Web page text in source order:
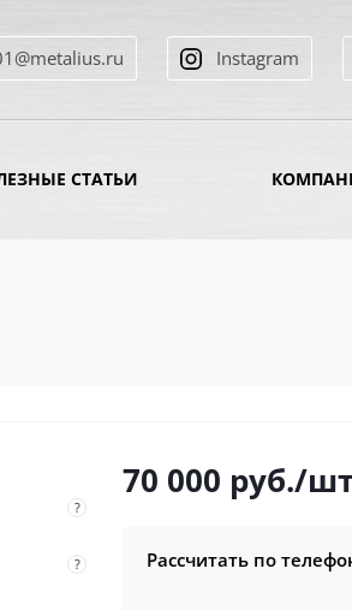
Instagram
СТАТЬИ
?
?
70 000 руб./
Рассчитать по